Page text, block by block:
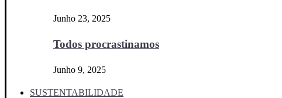
Junho 23, 2025
Todos procrastinamos
Junho 9, 2025
SUSTENTABILIDADE